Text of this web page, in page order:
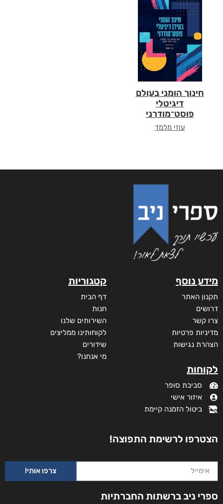
חינוך הומני בעולם
דיגיטלי
פוסט־מודרני
עוזי מלמד
מידע נוסף
תקנון האתר
דרושים
צרו קשר
מדיניות פרטיות
הצהרת נגישות
לקוחות
סביבת סופר
איזור אישי
ביטול הזמנה קיימת
קטגוריות
דף הבית
חנות
השירותים שלנו
לקוחותינו ממליצים
שידורים
מי אנחנו?
הצטרפו לרשימת התפוצה!
צרפו אותי!
ספרי ניב ברשתות החברתיות